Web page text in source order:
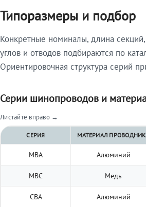
Типоразмеры и подбор
Конкретные номиналы, длина
углов и отводов подбираются по
Ориентировочная структура серий
Серии шинопроводов и
Листайте вправо →
СЕРИЯ МАТЕРИАЛ
МВА Алюминий
МВС Медь
СВА Алюминий